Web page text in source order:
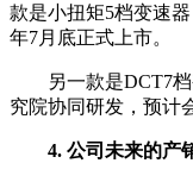
款是小扭矩5档变速
年7月底正式上市。
另一款是DCT7
究院协同研发，预计
4. 公司未来的产